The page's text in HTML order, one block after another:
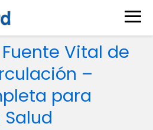
Vital de
–
para